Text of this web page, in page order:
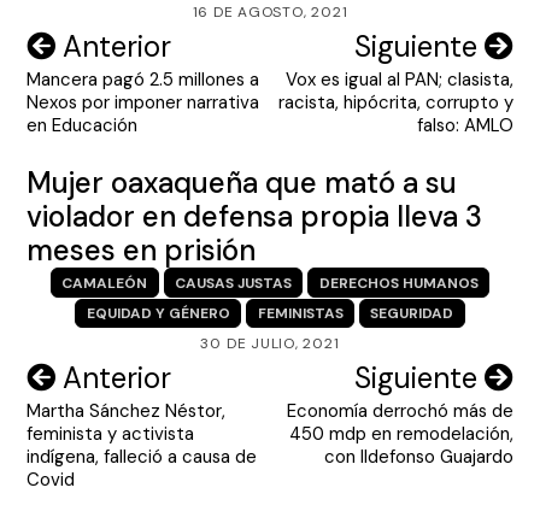
16 DE AGOSTO, 2021
Navegación
de
entradas
Anterior
Mancera pagó 2.5 millones a
Nexos por imponer narrativa
en Educación
Siguiente
Vox es igual al PAN; clasista,
racista, hipócrita, corrupto y
falso: AMLO
Mujer oaxaqueña que mató a su
violador en defensa propia lleva 3
meses en prisión
CAMALEÓN CAUSAS JUSTAS
DERECHOS HUMANOS
EQUIDAD Y GÉNERO
FEMINISTAS
SEGURIDAD
30 DE JULIO, 2021
Navegación
de
entradas
Anterior
Martha Sánchez Néstor,
feminista y activista
indígena, falleció a causa de
Covid
Siguiente
Economía derrochó más de
450 mdp en remodelación,
con Ildefonso Guajardo